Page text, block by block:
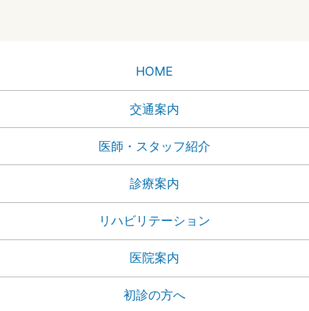
HOME
交通案内
医師・スタッフ紹介
診療案内
リハビリテーション
医院案内
初診の方へ